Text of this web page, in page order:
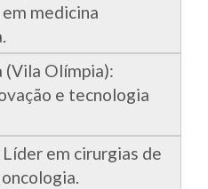
medicina
(Vila Olímpia):
e tecnologia
em cirurgias de